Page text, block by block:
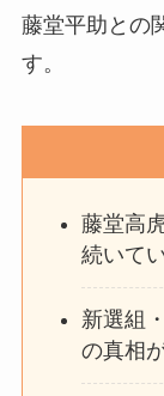
藤堂平助との
す。
藤堂高
続いて
新選組
の真相